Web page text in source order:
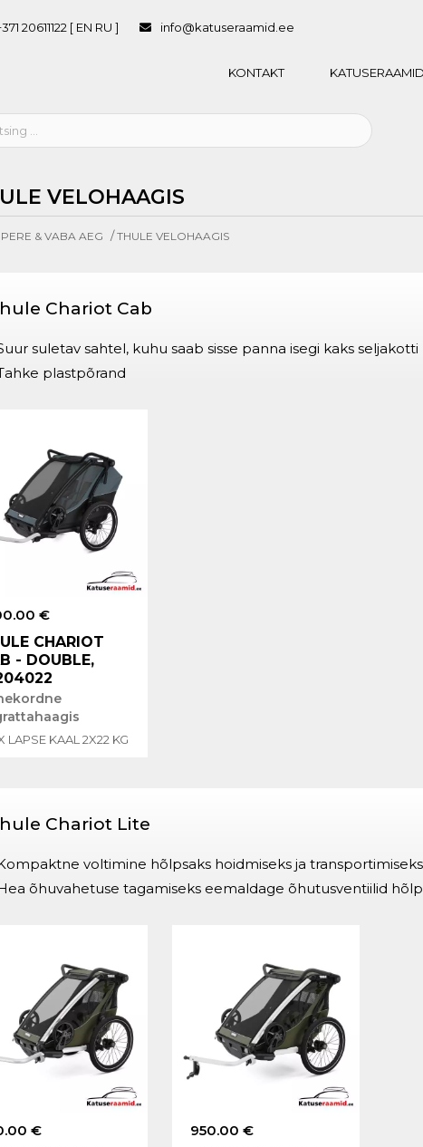
20611122 [ EN RU ] info@katuseraamid.ee
KONTAKT
VELOHAAGIS
PERE & VABA AEG /THULE VELOHAAGIS
Chariot Cab
suletav sahtel, kuhu saab sisse panna isegi kaks seljakotti
plastpõrand
€
CHARIOT
- DOUBLE,
LAPSE KAAL 2X22 KG
Chariot Lite
voltimine hõlpsaks hoidmiseks ja transportimiseks
õhuvahetuse tagamiseks eemaldage õhutusventiilid
€
950.00 €